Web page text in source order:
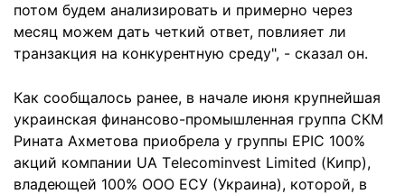
потом будем анализировать и примерно через
месяц можем дать четкий ответ, повлияет ли
транзакция на конкурентную среду", - сказал он.
Как сообщалось ранее, в начале июня крупнейшая
украинская финансово-промышленная группа СКМ
Рината Ахметова приобрела у группы EPIC 100%
акций компании UA Тelecominvest Limited (Кипр),
владеющей 100% ООО ЕСУ (Украина), которой, в